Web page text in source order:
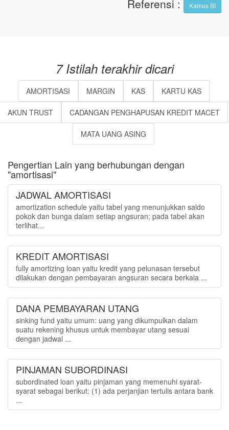
Referensi : Kamus BI
7 Istilah terakhir dicari
AMORTISASI MARGIN KAS KARTU KAS
AKUN TRUST CADANGAN PENGHAPUSAN KREDIT MACET
MATA UANG ASING
Pengertian Lain yang berhubungan dengan
"amortisasi"
JADWAL AMORTISASI
amortization schedule yaitu tabel yang menunjukkan saldo
pokok dan bunga dalam setiap angsuran; pada tabel akan
terlihat...
KREDIT AMORTISASI
fully amortizing loan yaitu kredit yang pelunasan tersebut
dilakukan dengan pembayaran angsuran secara berkala ...
DANA PEMBAYARAN UTANG
sinking fund yaitu umum: uang yang dikumpulkan dalam
suatu rekening khusus untuk membayar utang sesuai
dengan jadwal ...
PINJAMAN SUBORDINASI
subordinated loan yaitu pinjaman yang memenuhi syarat-
syarat sebagai berikut: (1) ada perjanjian tertulis antara bank
...